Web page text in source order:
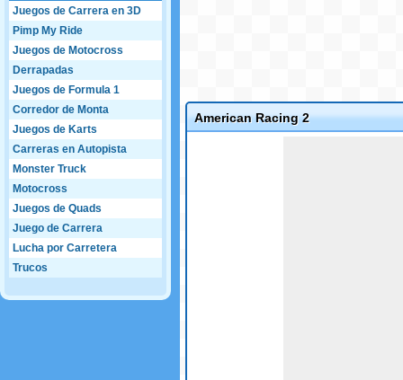
Juegos de Carrera en 3D
Pimp My Ride
Juegos de Motocross
Derrapadas
Juegos de Formula 1
Corredor de Monta
Juegos de Karts
Carreras en Autopista
Monster Truck
Motocross
Juegos de Quads
Juego de Carrera
Lucha por Carretera
Trucos
American Racing 2